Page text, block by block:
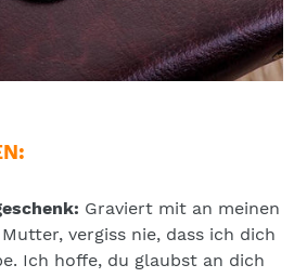
Graviert mit an meinen
vergiss nie, dass ich dich
Ich hoffe, du glaubst an dich